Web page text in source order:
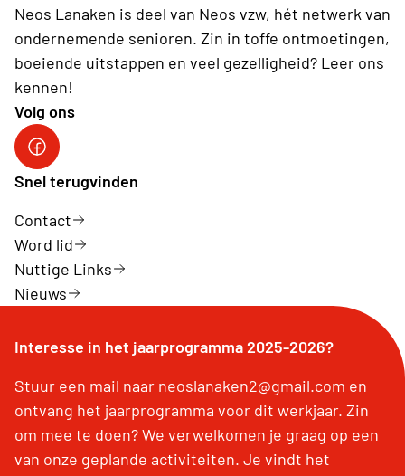
Neos Lanaken is deel van Neos vzw, hét netwerk van
ondernemende senioren. Zin in toffe ontmoetingen,
boeiende uitstappen en veel gezelligheid? Leer ons
kennen!
Volg ons
neos lanaken facebook
Snel terugvinden
Contact
Word lid
Nuttige Links
Nieuws
Interesse in het jaarprogramma 2025-2026?
Stuur een mail naar neoslanaken2@gmail.com en
ontvang het jaarprogramma voor dit werkjaar. Zin
om mee te doen? We verwelkomen je graag op een
van onze geplande activiteiten. Je vindt het